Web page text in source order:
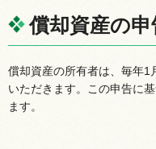
償却資産の申
償却資産の所有者は、毎年1
いただきます。この申告に
ます。